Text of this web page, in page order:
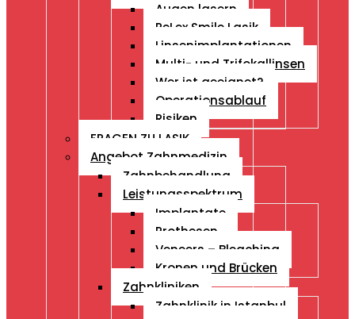
Augen lasern
ReLex Smile Lasik
Linsenimplantationen
Multi- und Trifokallinsen
Wer ist geeignet?
Operationsablauf
Risiken
FRAGEN ZU LASIK
Angebot Zahnmedizin
Zahnbehandlung
Leistungsspektrum
Implantate
Prothesen
Veneers – Bleaching
Kronen und Brücken
Zahnkliniken
Zahnklinik in Istanbul